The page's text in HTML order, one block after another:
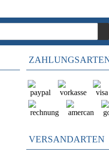
VERSANDARTEN